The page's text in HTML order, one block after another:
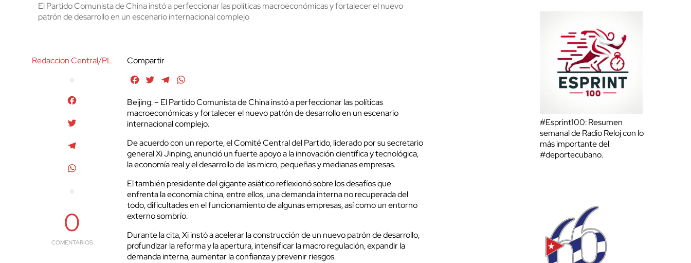
El Partido Comunista de China instó a perfeccionar las políticas macroeconómicas y fortalecer el nuevo
patrón de desarrollo en un escenario internacional complejo
Redaccion Central/PL
0
COMENTARIOS
Compartir
FacebookTwitterTelegram
Beijing. – El Partido Comunista de China instó a perfeccionar las políticas
macroeconómicas y fortalecer el nuevo patrón de desarrollo en un escenario
internacional complejo.
De acuerdo con un reporte, el Comité Central del Partido, liderado por su secretario
general Xi Jinping, anunció un fuerte apoyo a la innovación científica y tecnológica,
la economía real y el desarrollo de las micro, pequeñas y medianas empresas.
El también presidente del gigante asiático reflexionó sobre los desafíos que
enfrenta la economía china, entre ellos, una demanda interna no recuperada del
todo, dificultades en el funcionamiento de algunas empresas, así como un entorno
externo sombrío.
Durante la cita, Xi instó a acelerar la construcción de un nuevo patrón de desarrollo,
profundizar la reforma y la apertura, intensificar la macro regulación, expandir la
demanda interna, aumentar la confianza y prevenir riesgos.
#Esprint100: Resumen
semanal de Radio Reloj con lo
más importante del
#deportecubano.